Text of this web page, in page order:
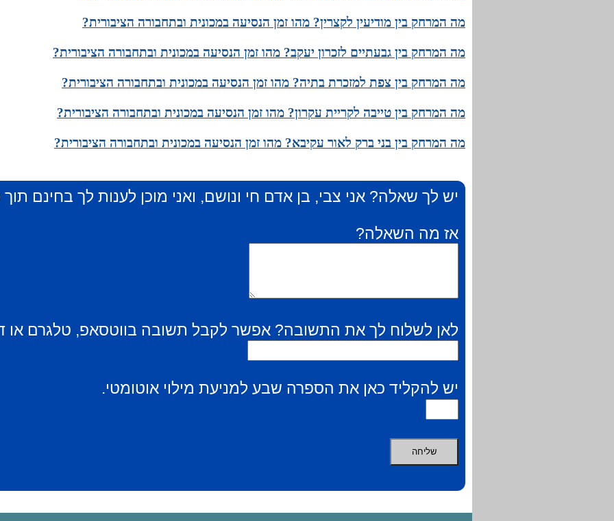
מה המרחק בין מודיעין לקצרין? מהו זמן הנסיעה במכונית ובתחבורה הציבורית?
מה המרחק בין גבעתיים לזכרון יעקב? מהו זמן הנסיעה במכונית ובתחבורה הציבורית?
מה המרחק בין צפת למזכרת בתיה? מהו זמן הנסיעה במכונית ובתחבורה הציבורית?
מה המרחק בין טייבה לקריית עקרון? מהו זמן הנסיעה במכונית ובתחבורה הציבורית?
מה המרחק בין בני ברק לאור עקיבא? מהו זמן הנסיעה במכונית ובתחבורה הציבורית?
יש לך שאלה? אני צבי, בן אדם חי ונושם, ואני מוכן לענות לך בחינם
אז מה השאלה?
לאן לשלוח לך את התשובה? אפשר לקבל תשובה בווטסאפ, טלגרם או
יש להקליד כאן את הספרה שבע למניעת מילוי אוטומטי.